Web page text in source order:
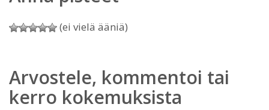
(ei vielä ääniä)
Arvostele, kommentoi tai
kerro kokemuksista